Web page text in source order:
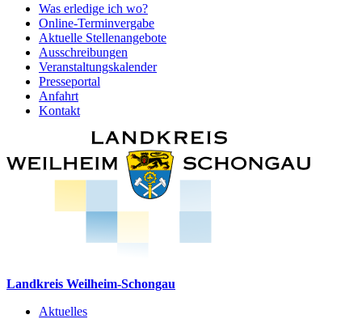
Was erledige ich wo?
Online-Terminvergabe
Aktuelle Stellenangebote
Ausschreibungen
Veranstaltungskalender
Presseportal
Anfahrt
Kontakt
Landkreis Weilheim-Schongau
Aktuelles